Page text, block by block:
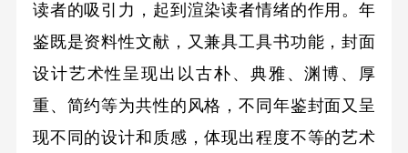
读者的吸引力，起到渲染读者情绪的作用。年
鉴既是资料性文献，又兼具工具书功能，封面
设计艺术性呈现出以古朴、典雅、渊博、厚
重、简约等为共性的风格，不同年鉴封面又呈
现不同的设计和质感，体现出程度不等的艺术